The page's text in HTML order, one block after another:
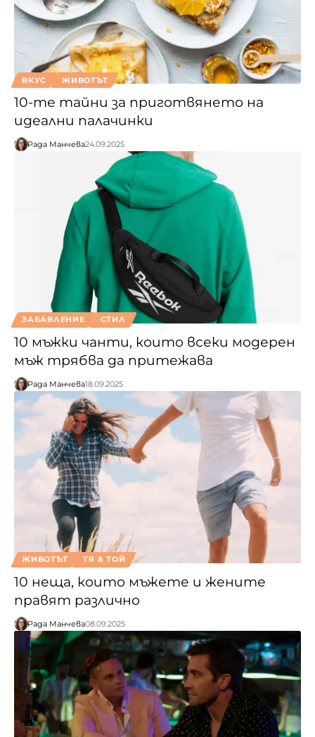
ВКУС ЖИВОТЪТ
10-те тайни за приготвянето на
идеални палачинки
Рада Манчева24.09.2025
ЗАБАВЛЕНИЕ СТИЛ
10 мъжки чанти, които всеки модерен
мъж трябва да притежава
Рада Манчева18.09.2025
ЖИВОТЪТ ТЯ & ТОЙ
10 неща, които мъжете и жените
правят различно
Рада Манчева08.09.2025